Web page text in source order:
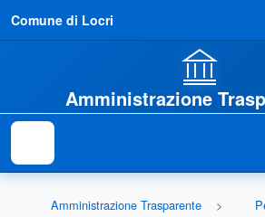
Comune di Locri
Amministrazione
Amministrazione Trasparente